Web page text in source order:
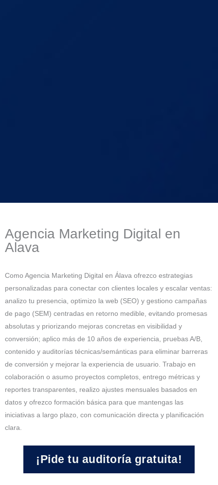
Agencia Marketing Digital en
Alava
Como Agencia Marketing Digital en Álava ofrezco estrategias
personalizadas para conectar con clientes locales y escalar ventas:
analizo tu presencia, optimizo la web (SEO) y gestiono campañas
de pago (SEM) centradas en retorno medible, evitando promesas
absolutas y priorizando mejoras concretas en visibilidad y
conversión; aplico más de 10 años de experiencia, pruebas A/B,
contenido y auditorías técnicas/semánticas para eliminar barreras
de conversión y mejorar la experiencia de usuario. Trabajo en
colaboración o asumo proyectos completos, entrego métricas y
reportes transparentes, realizo ajustes mensuales basados en
datos y ofrezco formación básica para que mantengas las
iniciativas a largo plazo, con comunicación directa y planificación
clara.
¡Pide tu auditoría gratuita!